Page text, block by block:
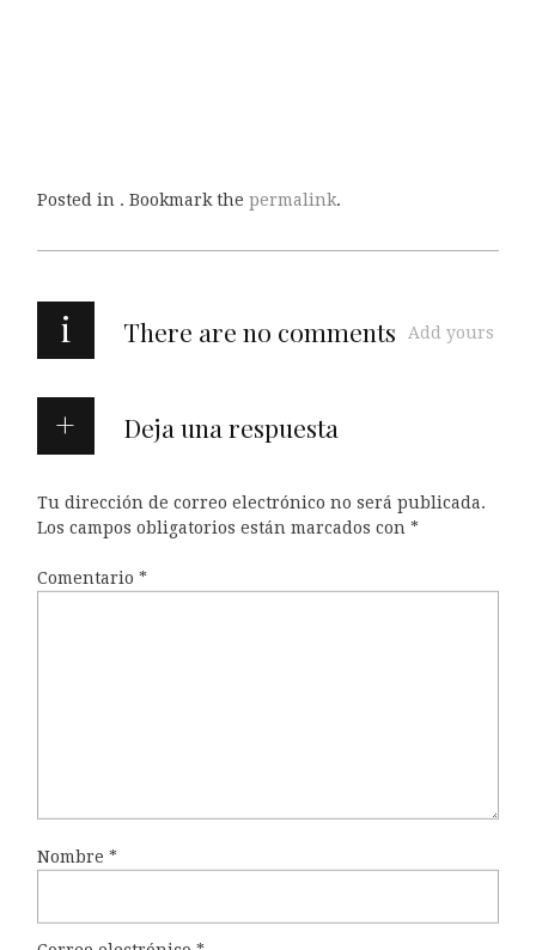
Posted in . Bookmark the permalink.
i There are no comments Add yours
Deja una respuesta
Tu dirección de correo electrónico no será publicada.
Los campos obligatorios están marcados con *
Comentario *
Nombre *